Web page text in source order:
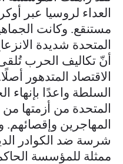
العداء لروسيا عبر
مستنقع. وكانت
المتحدة شديدة
أنّ تكاليف الحرب
الاقتصاد المتدهور
السلطة واعدًا بإنهاء
المتحدة من أزمتها
المهاجرين
شرسة ضد الكوادر
ممثلة للمؤسسة